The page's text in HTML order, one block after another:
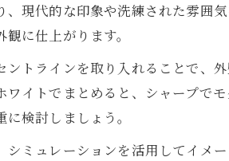
現代的な印象や洗練された雰囲
に仕上がります。
ントラインを取り入れることで、
イトでまとめると、シャープで
検討しましょう。
シミュレーションを活用してイメ